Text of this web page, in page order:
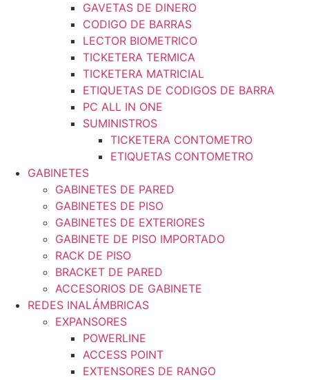
GAVETAS DE DINERO
CODIGO DE BARRAS
LECTOR BIOMETRICO
TICKETERA TERMICA
TICKETERA MATRICIAL
ETIQUETAS DE CODIGOS DE BARRA
PC ALL IN ONE
SUMINISTROS
TICKETERA CONTOMETRO
ETIQUETAS CONTOMETRO
GABINETES
GABINETES DE PARED
GABINETES DE PISO
GABINETES DE EXTERIORES
GABINETE DE PISO IMPORTADO
RACK DE PISO
BRACKET DE PARED
ACCESORIOS DE GABINETE
REDES INALÁMBRICAS
EXPANSORES
POWERLINE
ACCESS POINT
EXTENSORES DE RANGO